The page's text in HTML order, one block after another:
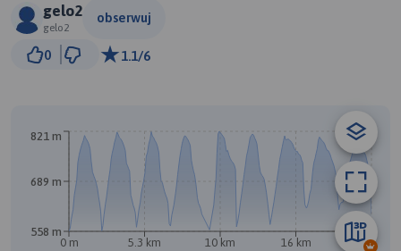
gelo2
gelo2
obserwuj
0 1.1/6
B
A
0 m 5.3 km 10 km 16 km 21 km
558 m
689 m
821 m